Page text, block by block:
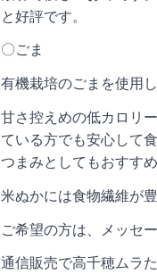
と好評です。
〇ごま
有機栽培のごまを使用
甘さ控えめの低カロリ
ている方でも安心して
つまみとしてもおすす
米ぬかには食物繊維が
ご希望の方は、メッセ
通信販売で高千穂ムラ